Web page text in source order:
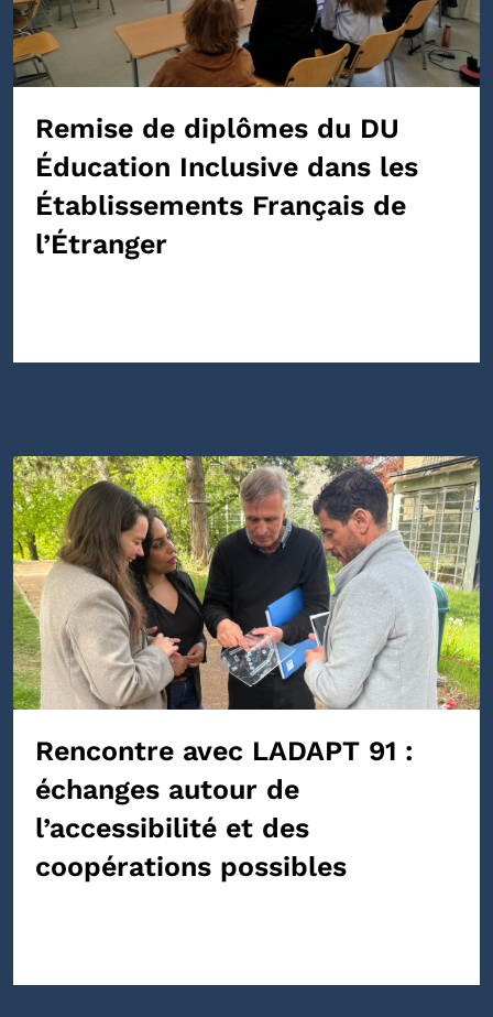
Remise de diplômes du DU
Éducation Inclusive dans les
Établissements Français de
l’Étranger
Rencontre avec LADAPT 91 :
échanges autour de
l’accessibilité et des
coopérations possibles